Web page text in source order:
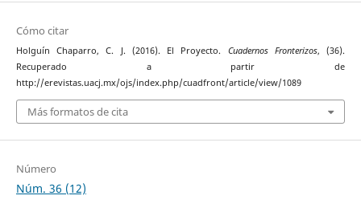
Cómo citar
Holguín Chaparro, C. J. (2016). El Proyecto. Cuadernos Fronterizos, (36).
Recuperado a partir de
http://erevistas.uacj.mx/ojs/index.php/cuadfront/article/view/1089
Más formatos de cita
Número
Núm. 36 (12)